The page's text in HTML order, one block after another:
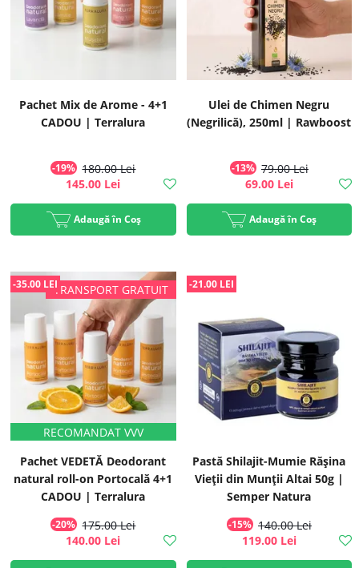
Pachet Mix de Arome - 4+1
CADOU | Terralura
-19% 180.00 Lei
145.00 Lei
Adaugă în Coș
Ulei de Chimen Negru
(Negrilică), 250ml | Rawboost
-13% 79.00 Lei
69.00 Lei
Adaugă în Coș
Pachet VEDETĂ Deodorant
natural roll-on Portocală 4+1
CADOU | Terralura
-20% 175.00 Lei
-35.00 LEI
140.00 Lei
Pastă Shilajit-Mumie Rășina
Vieții din Munții Altai 50g |
Semper Natura
-15% 140.00 Lei
-21.00 LEI
119.00 Lei